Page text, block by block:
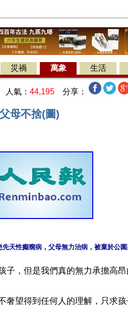
災禍 萬象 生活
人氣： 44,195 分享：
母不捨(圖)
子，但是我們真的無力承擔高昂
望得到任何人的理解，只求孩